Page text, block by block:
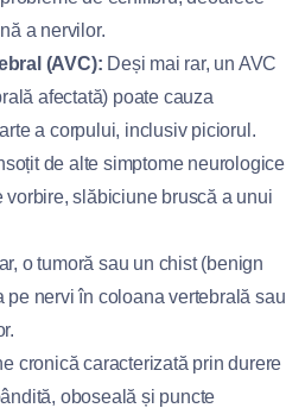
a nervilor.
(AVC): Deși mai rar, un AVC
afectată) poate cauza
a corpului, inclusiv piciorul.
de alte simptome neurologice
vorbire, slăbiciune bruscă a unui
o tumoră sau un chist (benign
pe nervi în coloana vertebrală sau
cronică caracterizată prin durere
oboseală și puncte